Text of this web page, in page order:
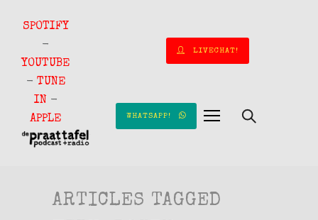
SPOTIFY
-
YOUTUBE
- TUNE
IN -
APPLE
LIVECHAT!
WHATSAPP!
ARTICLES TAGGED